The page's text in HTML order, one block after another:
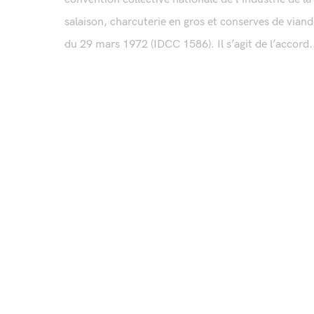
salaison, charcuterie en gros et conserves de
du 29 mars 1972 (IDCC 1586). Il s’agit de